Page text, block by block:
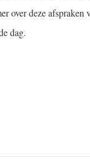
over deze
dag.